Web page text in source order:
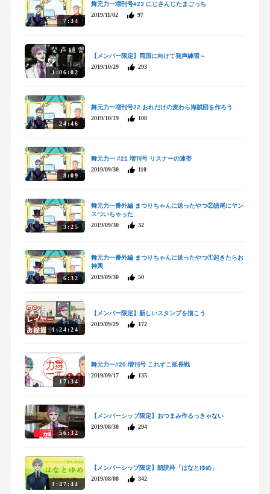
7:34
舞元力一増刊号#23 にじさんじたまごっち
2019/11/02
97
1:06:02
【メンバー限定】両国に向けて発声練習～
2019/10/29
293
24:46
舞元力一増刊号22 おれだけの麦わら海賊団を作ろう
2019/10/19
108
8:09
舞元力一 #21 増刊号 リスナーの連帯
2019/09/30
110
3:25
舞元力一番外編 まつりちゃんに送ったやつ②語尾にヤン
スついちゃった
2019/09/30
32
6:32
舞元力一番外編 まつりちゃんに送ったやつ①起きたらお
神輿
2019/09/30
50
1:24:24
【メンバー限定】新しいスタンプを描こう
2019/09/29
172
17:34
舞元力一#20 増刊号 これすこ延長戦
2019/09/17
135
56:32
【メンバーシップ限定】おつまみ作るっきゃない
2019/08/30
294
1:47:44
【メンバーシップ限定】朗読枠「はなとゆめ」
2019/08/08
342